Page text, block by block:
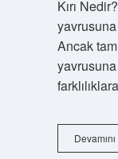
Kırı
Ancak